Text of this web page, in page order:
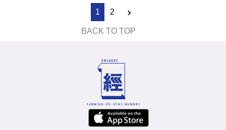
1 2
BACK TO TOP